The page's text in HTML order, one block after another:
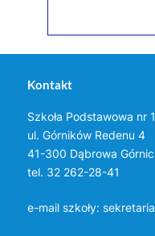
Kontakt
Szkoła Podstawowa nr
ul. Górników Redenu 4
41-300 Dąbrowa
tel. 32 262-28-41
e-mail szkoły: